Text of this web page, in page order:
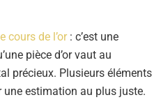
le cours de l’or: c’est une
pièce d’or vaut au
précieux. Plusieurs éléments
estimation au plus juste.